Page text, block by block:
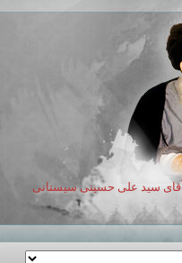
آقای سید علی حسینی سیستانی